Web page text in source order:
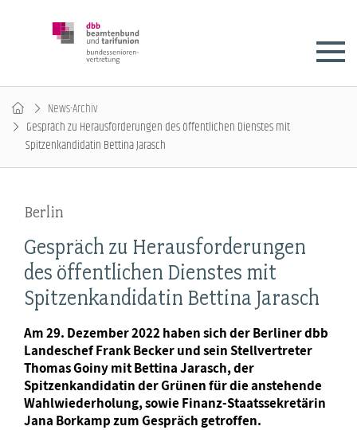
News-Archiv
Gespräch zu Herausforderungen des öffentlichen Dienstes mit
Spitzenkandidatin Bettina Jarasch
Berlin
Gespräch zu Herausforderungen
des öffentlichen Dienstes mit
Spitzenkandidatin Bettina Jarasch
Am 29. Dezember 2022 haben sich der Berliner dbb
Landeschef Frank Becker und sein Stellvertreter
Thomas Goiny mit Bettina Jarasch, der
Spitzenkandidatin der Grünen für die anstehende
Wahlwiederholung, sowie Finanz-Staatssekretärin
Jana Borkamp zum Gespräch getroffen.